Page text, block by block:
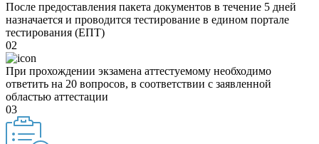
После предоставления пакета документов в течение 5 дней
назначается и проводится тестирование в едином портале
тестирования (ЕПТ)
02
При прохождении экзамена аттестуемому необходимо
ответить на 20 вопросов, в соответствии с заявленной
областью аттестации
03